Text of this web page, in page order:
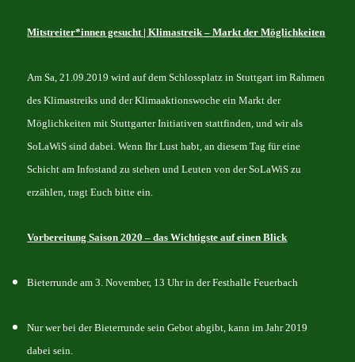
Mitstreiter*innen gesucht | Klimastreik – Markt der Möglichkeiten
Am Sa, 21.09.2019 wird auf dem Schlossplatz in Stuttgart im Rahmen
des Klimastreiks und der Klimaaktionswoche ein Markt der
Möglichkeiten mit Stuttgarter Initiativen stattfinden, und wir als
SoLaWiSsind dabei. Wenn Ihr Lust habt, an diesem Tag für eine
Schicht am Infostand zu stehen und Leuten von der SoLaWiS zu
erzählen, tragt Euch bitte ein.
Vorbereitung Saison 2020 – das Wichtigste auf einen Blick
Bieterrunde am 3. November, 13 Uhr in der Festhalle Feuerbach
Nur wer bei der Bieterrunde sein Gebot abgibt, kann im Jahr 2019
dabei sein.